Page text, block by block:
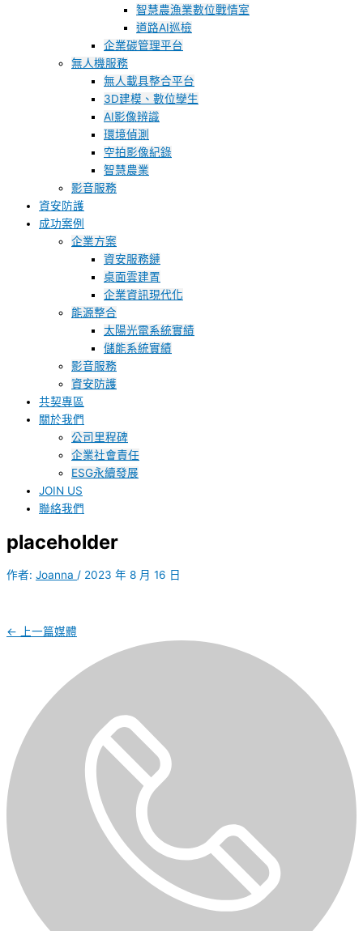
智慧農漁業數位戰情室
道路AI巡檢
企業碳管理平台
無人機服務
無人載具整合平台
3D建模、數位孿生
AI影像辨識
環境偵測
空拍影像紀錄
智慧農業
影音服務
資安防護
成功案例
企業方案
資安服務鏈
桌面雲建置
企業資訊現代化
能源整合
太陽光電系統實績
儲能系統實績
影音服務
資安防護
共契專區
關於我們
公司里程碑
企業社會責任
ESG永續發展
JOIN US
聯絡我們
placeholder
作者: Joanna / 2023 年 8 月 16 日
← 上一篇媒體